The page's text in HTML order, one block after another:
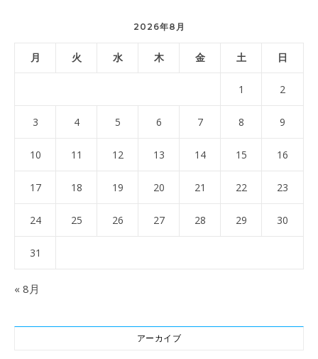
2026年8月
月 火 水 木 金 土 日
1 2
3 4 5 6 7 8 9
10 11 12 13 14 15 16
17 18 19 20 21 22 23
24 25 26 27 28 29 30
31
« 8月
アーカイブ